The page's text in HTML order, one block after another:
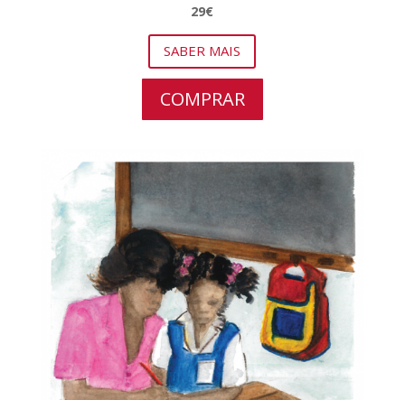
29€
SABER MAIS
COMPRAR